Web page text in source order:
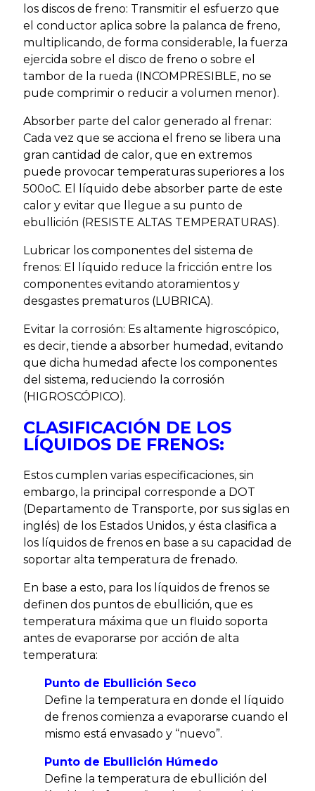
los discos de freno: Transmitir el esfuerzo que
el conductor aplica sobre la palanca de freno,
multiplicando, de forma considerable, la fuerza
ejercida sobre el disco de freno o sobre el
tambor de la rueda (INCOMPRESIBLE, no se
pude comprimir o reducir a volumen menor).
Absorber parte del calor generado al frenar:
Cada vez que se acciona el freno se libera una
gran cantidad de calor, que en extremos
puede provocar temperaturas superiores a los
500oC. El líquido debe absorber parte de este
calor y evitar que llegue a su punto de
ebullición (RESISTE ALTAS TEMPERATURAS).
Lubricar los componentes del sistema de
frenos: El líquido reduce la fricción entre los
componentes evitando atoramientos y
desgastes prematuros (LUBRICA).
Evitar la corrosión: Es altamente higroscópico,
es decir, tiende a absorber humedad, evitando
que dicha humedad afecte los componentes
del sistema, reduciendo la corrosión
(HIGROSCÓPICO).
CLASIFICACIÓN DE LOS
LÍQUIDOS DE FRENOS:
Estos cumplen varias especificaciones, sin
embargo, la principal corresponde a DOT
(Departamento de Transporte, por sus siglas en
inglés) de los Estados Unidos, y ésta clasifica a
los líquidos de frenos en base a su capacidad de
soportar alta temperatura de frenado.
En base a esto, para los líquidos de frenos se
definen dos puntos de ebullición, que es
temperatura máxima que un fluido soporta
antes de evaporarse por acción de alta
temperatura:
Punto de Ebullición Seco
Define la temperatura en donde el líquido
de frenos comienza a evaporarse cuando el
mismo está envasado y “nuevo”.
Punto de Ebullición Húmedo
Define la temperatura de ebullición del